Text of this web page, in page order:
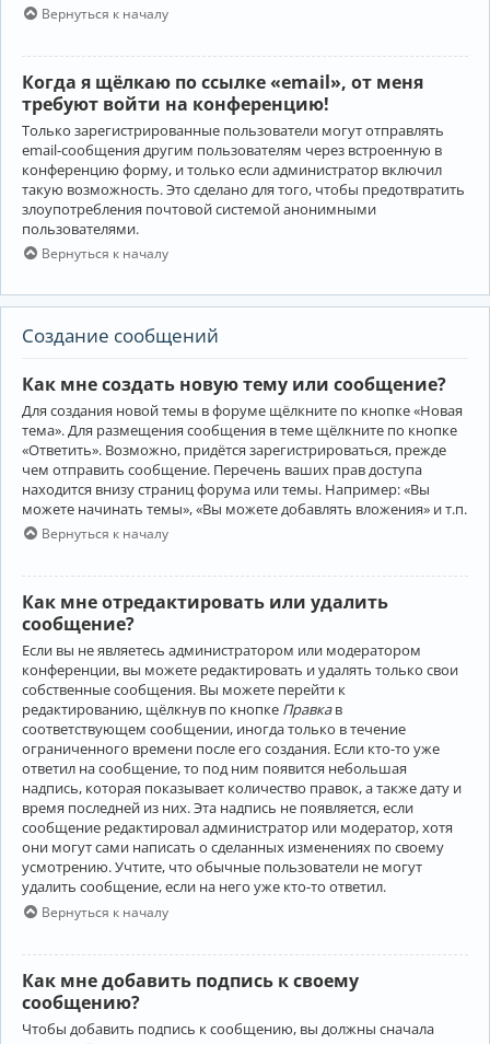
Вернуться к началу
Когда я щёлкаю по ссылке «email», от меня
требуют войти на конференцию!
Только зарегистрированные пользователи могут отправлять
email-сообщения другим пользователям через встроенную в
конференцию форму, и только если администратор включил
такую возможность. Это сделано для того, чтобы предотвратить
злоупотребления почтовой системой анонимными
пользователями.
Вернуться к началу
Создание сообщений
Как мне создать новую тему или сообщение?
Для создания новой темы в форуме щёлкните по кнопке «Новая
тема». Для размещения сообщения в теме щёлкните по кнопке
«Ответить». Возможно, придётся зарегистрироваться, прежде
чем отправить сообщение. Перечень ваших прав доступа
находится внизу страниц форума или темы. Например: «Вы
можете начинать темы», «Вы можете добавлять вложения» и т.п.
Вернуться к началу
Как мне отредактировать или удалить
сообщение?
Если вы не являетесь администратором или модератором
конференции, вы можете редактировать и удалять только свои
собственные сообщения. Вы можете перейти к
редактированию, щёлкнув по кнопке Правкав
соответствующем сообщении, иногда только в течение
ограниченного времени после его создания. Если кто-то уже
ответил на сообщение, то под ним появится небольшая
надпись, которая показывает количество правок, а также дату и
время последней из них. Эта надпись не появляется, если
сообщение редактировал администратор или модератор, хотя
они могут сами написать о сделанных изменениях по своему
усмотрению. Учтите, что обычные пользователи не могут
удалить сообщение, если на него уже кто-то ответил.
Вернуться к началу
Как мне добавить подпись к своему
сообщению?
Чтобы добавить подпись к сообщению, вы должны сначала